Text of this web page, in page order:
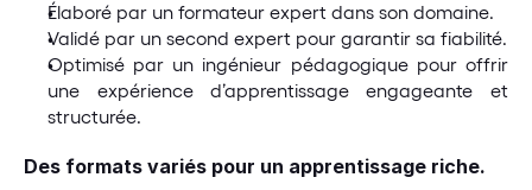
Élaboré par un formateur expert dans son domaine.
Validé par un second expert pour garantir sa fiabilité.
Optimisé par un ingénieur pédagogique pour offrir
une expérience d’apprentissage engageante et
structurée.
Des formats variés pour un apprentissage riche.